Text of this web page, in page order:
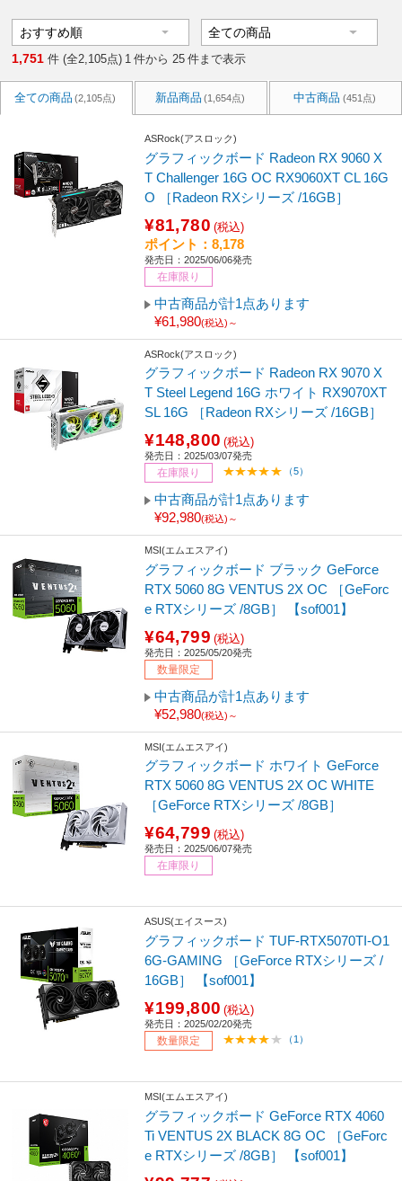
1,751 件 (全2,105点) 1 件から 25 件まで表示
全ての商品 (2,105点) 新品商品 (1,654点) 中古商品 (451点)
ASRock(アスロック)
グラフィックボード Radeon RX 9060 X
T Challenger 16G OC RX9060XT CL 16G
O ［Radeon RXシリーズ /16GB］
¥81,780 (税込)
ポイント：8,178
発売日：2025/06/06発売
在庫限り
中古商品が計1点あります
¥61,980(税込)～
ASRock(アスロック)
グラフィックボード Radeon RX 9070 X
T Steel Legend 16G ホワイト RX9070XT
SL 16G ［Radeon RXシリーズ /16GB］
¥148,800 (税込)
発売日：2025/03/07発売
在庫限り （5）
中古商品が計1点あります
¥92,980(税込)～
MSI(エムエスアイ)
グラフィックボード ブラック GeForce
RTX 5060 8G VENTUS 2X OC ［GeForc
e RTXシリーズ /8GB］ 【sof001】
¥64,799 (税込)
発売日：2025/05/20発売
数量限定
中古商品が計1点あります
¥52,980(税込)～
MSI(エムエスアイ)
グラフィックボード ホワイト GeForce
RTX 5060 8G VENTUS 2X OC WHITE
［GeForce RTXシリーズ /8GB］
¥64,799 (税込)
発売日：2025/06/07発売
在庫限り
ASUS(エイスース)
グラフィックボード TUF-RTX5070TI-O1
6G-GAMING ［GeForce RTXシリーズ /
16GB］ 【sof001】
¥199,800 (税込)
発売日：2025/02/20発売
数量限定 （1）
MSI(エムエスアイ)
グラフィックボード GeForce RTX 4060
Ti VENTUS 2X BLACK 8G OC ［GeForc
e RTXシリーズ /8GB］ 【sof001】